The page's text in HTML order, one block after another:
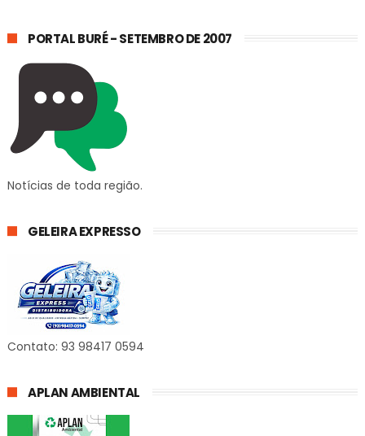
PORTAL BURÉ - SETEMBRO DE 2007
Notícias de toda região.
GELEIRA EXPRESSO
Contato: 93 98417 0594
APLAN AMBIENTAL